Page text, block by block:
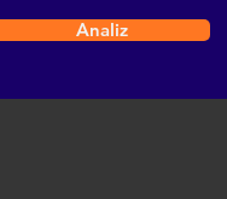
Analiz